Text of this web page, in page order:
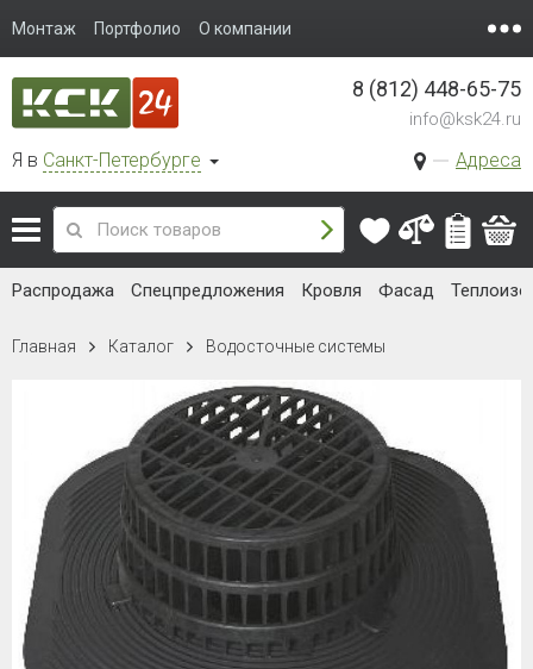
Монтаж Портфолио О компании
Я в Санкт-Петербурге Адреса
8 (812) 448-65-75
info@ksk24.ru
Распродажа Спецпредложения Кровля Фасад
Главная Каталог Водосточные системы